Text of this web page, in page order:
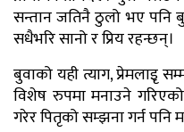
सन्तान जतिनै ठुलो भए पनि
सधैभरि सानो र प्रिय रहन्छन्।
बुवाको यही त्याग, प्रेमलाइृ
विशेष रुपमा मनाउने
गरेर पितृको सम्झना गर्न पनि